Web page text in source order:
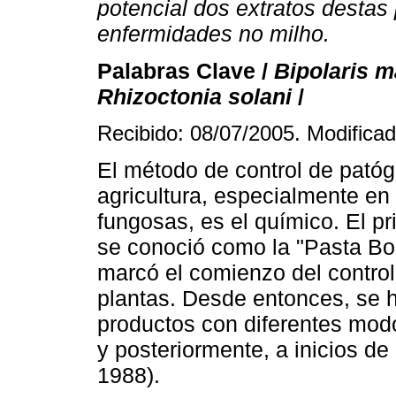
potencial dos extratos
enfermidades no milho.
Palabras Clave / Bipolaris
Rhizoctonia solani/
Recibido: 08/07/2005.
El método de control de
agricultura, especialmente
fungosas, es el químico. El
se conoció como la "Pasta
marcó el comienzo del
plantas. Desde entonces, se
productos con diferentes
y posteriormente, a inicios
1988).